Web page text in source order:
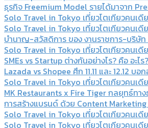
ธุรกิจ Freemium Model รายได้มาจาก
Solo Travel in Tokyo เที่ยวโตเกียวคนเดี
Solo Travel in Tokyo เที่ยวโตเกียวคนเดี
บำนาญ-สวัสดิการ ของ งานราชการ-บริษัท
Solo Travel in Tokyo เที่ยวโตเกียวคนเดี
SMEs vs Startup ต่างกันอย่างไร? คือ อะไ
Lazada vs Shopee ศึก 11.11 และ 12.12 บอก
Solo Travel in Tokyo เที่ยวโตเกียวคนเดี
MK Restaurants x Fire Tiger กลยุทธ์ทาง
การสร้างแบรนด์ ด้วย Content Marketing
Solo Travel in Tokyo เที่ยวโตเกียวคนเดี
Solo Travel in Tokyo เที่ยวโตเกียวคนเดี